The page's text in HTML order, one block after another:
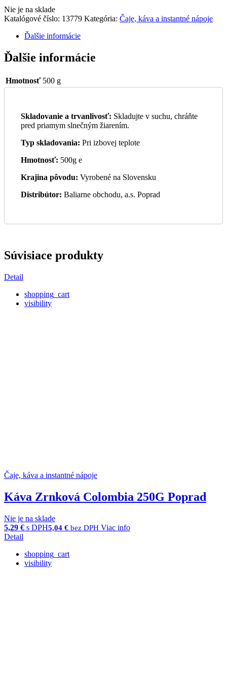
Nie je na sklade
Katalógové číslo: 13779 Kategória: Čaje, káva a instantné nápoje
Ďalšie informácie
Ďalšie informácie
Hmotnosť 500 g
Skladovanie a trvanlivosť: Skladujte v suchu, chráňte
pred priamym slnečným žiarením.
Typ skladovania: Pri izbovej teplote
Hmotnosť: 500g e
Krajina pôvodu: Vyrobené na Slovensku
Distribútor: Baliarne obchodu, a.s. Poprad
Súvisiace produkty
Detail
shopping_cart
visibility
Čaje, káva a instantné nápoje
Káva Zrnková Colombia 250G Poprad
Nie je na sklade
5,29 € s DPH5,04 € bez DPH Viac info
Detail
shopping_cart
visibility